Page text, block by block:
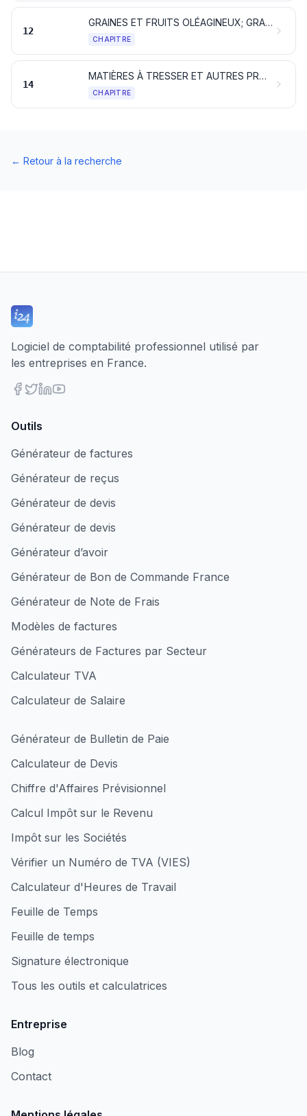
12
GRAINES ET FRUITS OLÉAGINEUX; GRAINES, SEMENCES ET FRUITS DIVERS; PLANTES INDUSTRIELLES OU MÉDICINALES; PAILLES ET FOURRAGES
CHAPITRE
14
MATIÈRES À TRESSER ET AUTRES PRODUITS D'ORIGINE VÉGÉTALE, NON DÉNOMMÉS NI COMPRIS AILLEURS
CHAPITRE
← Retour à la recherche
Logiciel de comptabilité professionnel utilisé par
les entreprises en France.
Outils
Générateur de factures
Générateur de reçus
Générateur de devis
Générateur de devis
Générateur d’avoir
Générateur de Bon de Commande France
Générateur de Note de Frais
Modèles de factures
Générateurs de Factures par Secteur
Calculateur TVA
Calculateur de Salaire
Générateur de Bulletin de Paie
Calculateur de Devis
Chiffre d'Affaires Prévisionnel
Calcul Impôt sur le Revenu
Impôt sur les Sociétés
Vérifier un Numéro de TVA (VIES)
Calculateur d'Heures de Travail
Feuille de Temps
Feuille de temps
Signature électronique
Tous les outils et calculatrices
Entreprise
Blog
Contact